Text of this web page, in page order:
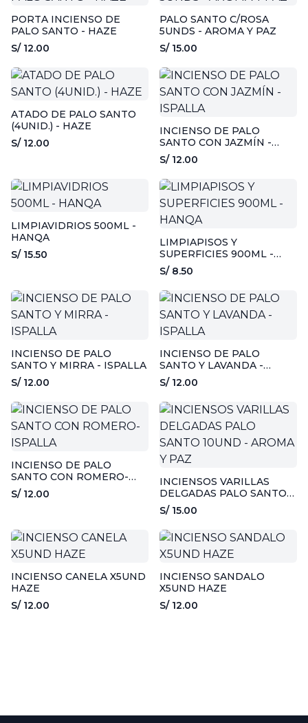
PORTA INCIENSO DE
PALO SANTO - HAZE
S/ 12.00
PALO SANTO C/ROSA
5UNDS - AROMA Y PAZ
S/ 15.00
ATADO DE PALO SANTO
(4UNID.) - HAZE
S/ 12.00
INCIENSO DE PALO
SANTO CON JAZMÍN -
ISPALLA
S/ 12.00
LIMPIAVIDRIOS 500ML -
HANQA
S/ 15.50
LIMPIAPISOS Y
SUPERFICIES 900ML -
HANQA
S/ 8.50
INCIENSO DE PALO
SANTO Y MIRRA - ISPALLA
S/ 12.00
INCIENSO DE PALO
SANTO Y LAVANDA -
ISPALLA
S/ 12.00
INCIENSO DE PALO
SANTO CON ROMERO-
ISPALLA
S/ 12.00
INCIENSOS VARILLAS
DELGADAS PALO SANTO
10UND - AROMA Y PAZ
S/ 15.00
INCIENSO CANELA X5UND
HAZE
S/ 12.00
INCIENSO SANDALO
X5UND HAZE
S/ 12.00